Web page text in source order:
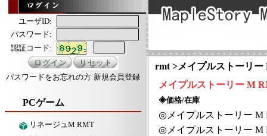
ユーザID:
パスワード:
認証コード:
パスワードをお忘れの方 新規会員登録
PCゲーム
リネージュM RMT
rmt >メイプルストーリ
メイプルストーリー M
◈価格/在庫
◎ メイプルストーリー M
◎ メイプルストーリー M